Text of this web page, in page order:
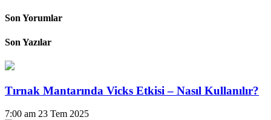
Son Yorumlar
Son Yazılar
Tırnak Mantarında Vicks Etkisi – Nasıl Kullanılır?
7:00 am 23 Tem 2025